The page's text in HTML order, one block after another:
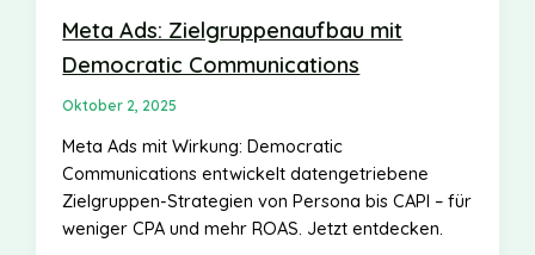
Design
Meta Ads: Zielgruppenaufbau mit
Democratic Communications
Oktober 2, 2025
Meta Ads mit Wirkung: Democratic
Communications entwickelt datengetriebene
Zielgruppen-Strategien von Persona bis CAPI – für
weniger CPA und mehr ROAS. Jetzt entdecken.